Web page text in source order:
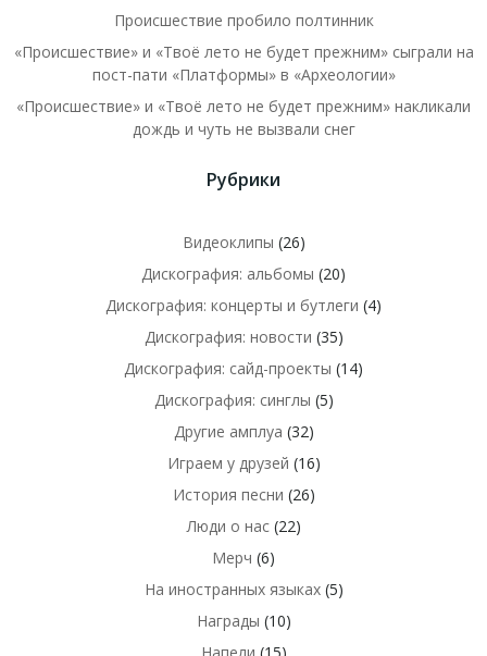
Происшествие пробило полтинник
«Происшествие» и «Твоё лето не будет прежним» сыграли на
пост-пати «Платформы» в «Археологии»
«Происшествие» и «Твоё лето не будет прежним» накликали
дождь и чуть не вызвали снег
Рубрики
Видеоклипы (26)
Дискография: альбомы (20)
Дискография: концерты и бутлеги (4)
Дискография: новости (35)
Дискография: сайд-проекты (14)
Дискография: синглы (5)
Другие амплуа (32)
Играем у друзей (16)
История песни (26)
Люди о нас(22)
Мерч (6)
На иностранных языках(5)
Награды (10)
Напели (15)